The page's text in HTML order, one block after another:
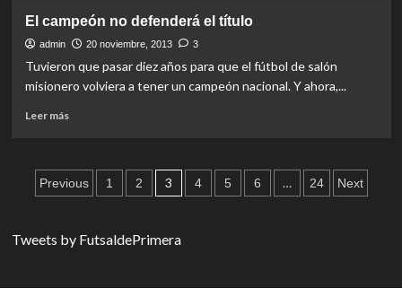
que
buscan
el
Honor
El campeón no defenderá el título
admin 20 noviembre, 2013 3
Tuvieron que pasar diez años para que el fútbol de salón
misionero volviera a tener un campeón nacional. Y ahora,...
Leer másRead
campeón
no
título
Paginación
entradas
Previous 1 2 3 4 5 6 … 24 Next
Tweets by FutsaldePrimera